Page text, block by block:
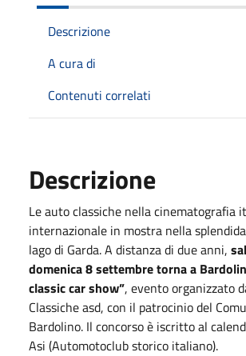
Descrizione
A cura di
Contenuti correlati
Descrizione
Le auto classiche nella cinematografia
internazionale in mostra nella
lago di Garda. A distanza di due anni,
domenica 8 settembre torna a
classic car show”, evento organizzato
Classiche asd, con il patrocinio del
Bardolino. Il concorso è iscritto al
Asi (Automotoclub storico italiano).